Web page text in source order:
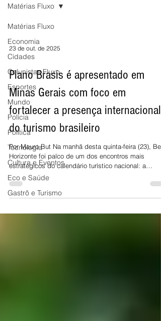
tecnológica e inteligência de dados para
qualidade de vida em menos tempo.
Matérias Fluxo
Economia
Cidades
Colunistas Fluxo
Esportes
Mundo
Polícia
Política
Tecnologia
Cultura e Eventos
Eco e Saúde
Gastrô e Turismo
Matérias Fluxo
23 de out. de 2025
Plano Brasis é apresentado em
Minas Gerais com foco em
fortalecer a presença internacional
do turismo brasileiro
Por Mauro But Na manhã desta quinta-feira (23),
Horizonte foi palco de um dos encontros mais
estratégicos do calendário turístico nacional: a
apresentação do Plano Brasis 2025–2027, iniciativa
liderada pela Embratur, em parceria com o Sebrae e
Governo de Minas Gerais. O evento, realizado no
trade turístico nacional e estadual, além de